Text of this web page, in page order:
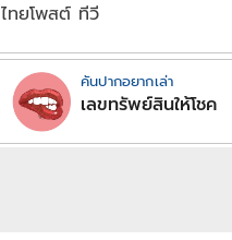
ไทยโพสต์ ทีวี
คันปากอยากเล่า
เลขทรัพย์สินให้โชค